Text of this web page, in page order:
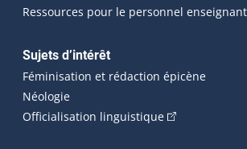
Ressources pour le personnel enseignant
Sujets d’intérêt
Féminisation et rédaction épicène
Néologie
Officialisation linguistique(Cet hyperlien